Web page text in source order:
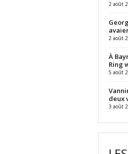
2 août
2 août
À
Ring
5 août
deux
3 août